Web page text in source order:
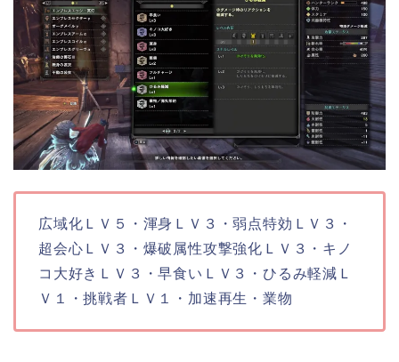
広域化ＬＶ５・渾身ＬＶ３・弱点特効ＬＶ３・
超会心ＬＶ３・爆破属性攻撃強化ＬＶ３・キノ
コ大好きＬＶ３・早食いＬＶ３・ひるみ軽減Ｌ
Ｖ１・挑戦者ＬＶ１・加速再生・業物